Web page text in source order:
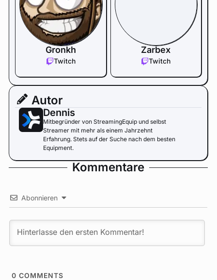
Gronkh
Twitch
Zarbex
Twitch
Autor
Dennis
Mitbegründer von StreamingEquip und selbst
Streamer mit mehr als einem Jahrzehnt
Erfahrung. Stets auf der Suche nach dem besten
Equipment.
Kommentare
Abonnieren
0 COMMENTS